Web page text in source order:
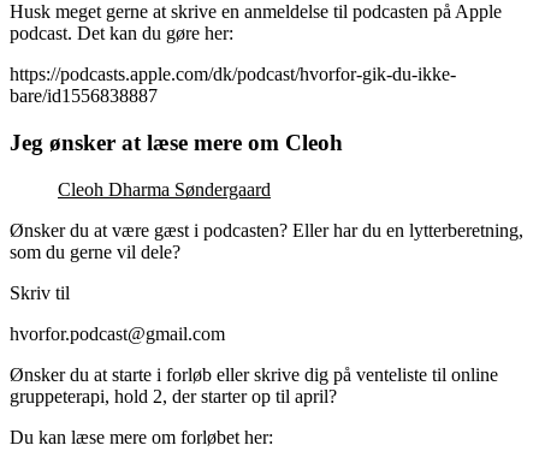
Husk meget gerne at skrive en anmeldelse til podcasten på Apple
podcast. Det kan du gøre her:
https://podcasts.apple.com/dk/podcast/hvorfor-gik-du-ikke-
bare/id1556838887
Jeg ønsker at læse mere om Cleoh
Cleoh Dharma Søndergaard
Ønsker du at være gæst i podcasten? Eller har du en lytterberetning,
som du gerne vil dele?
Skriv til
hvorfor.podcast@gmail.com
Ønsker du at starte i forløb eller skrive dig på venteliste til online
gruppeterapi, hold 2, der starter op til april?
Du kan læse mere om forløbet her: